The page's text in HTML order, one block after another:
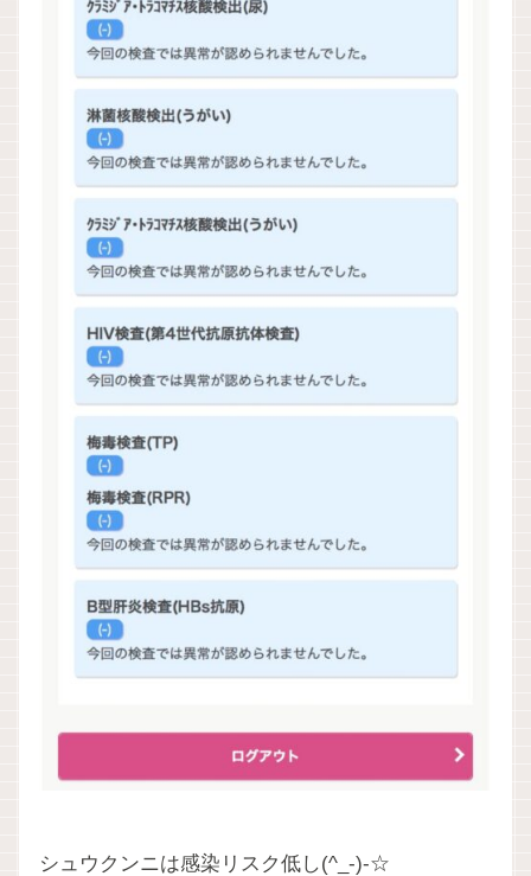
シュウクンニは感染リスク低し(^_-)-☆